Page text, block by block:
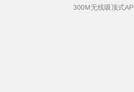
300M无线吸顶式AP